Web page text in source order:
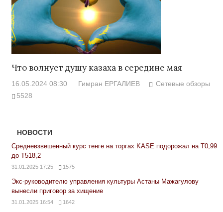
Что волнует душу казаха в середине мая
16.05.2024 08:30 Гимран ЕРГАЛИЕВ
Сетевые обзоры
5528
НОВОСТИ
Средневзвешенный курс тенге на торгах KASE подорожал на Т0,99
до Т518,2
31.01.2025 17:25 1575
Экс-руководителю управления культуры Астаны Мажагулову
вынесли приговор за хищение
31.01.2025 16:54 1642